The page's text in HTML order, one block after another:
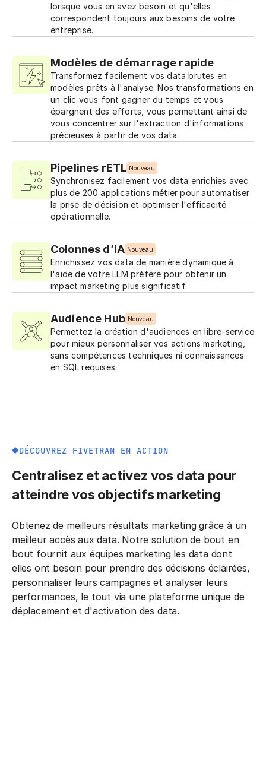
lorsque vous en avez besoin et qu'elles
correspondent toujours aux besoins de votre
entreprise.
Modèles de démarrage rapide
Transformez facilement vos data brutes en
modèles prêts à l'analyse. Nos transformations en
un clic vous font gagner du temps et vous
épargnent des efforts, vous permettant ainsi de
vous concentrer sur l'extraction d'informations
précieuses à partir de vos data.
Pipelines rETL Nouveau
Synchronisez facilement vos data enrichies avec
plus de 200 applications métier pour automatiser
la prise de décision et optimiser l'efficacité
opérationnelle.
Colonnes d’IA Nouveau
Enrichissez vos data de manière dynamique à
l'aide de votre LLM préféré pour obtenir un
impact marketing plus significatif.
Audience Hub Nouveau
Permettez la création d'audiences en libre-service
pour mieux personnaliser vos actions marketing,
sans compétences techniques ni connaissances
en SQL requises.
DÉCOUVREZ FIVETRAN EN ACTION
Centralisez et activez vos data pour
atteindre vos objectifs marketing
Obtenez de meilleurs résultats marketing grâce à un
meilleur accès aux data. Notre solution de bout en
bout fournit aux équipes marketing les data dont
elles ont besoin pour prendre des décisions éclairées,
personnaliser leurs campagnes et analyser leurs
performances, le tout via une plateforme unique de
déplacement et d'activation des data.